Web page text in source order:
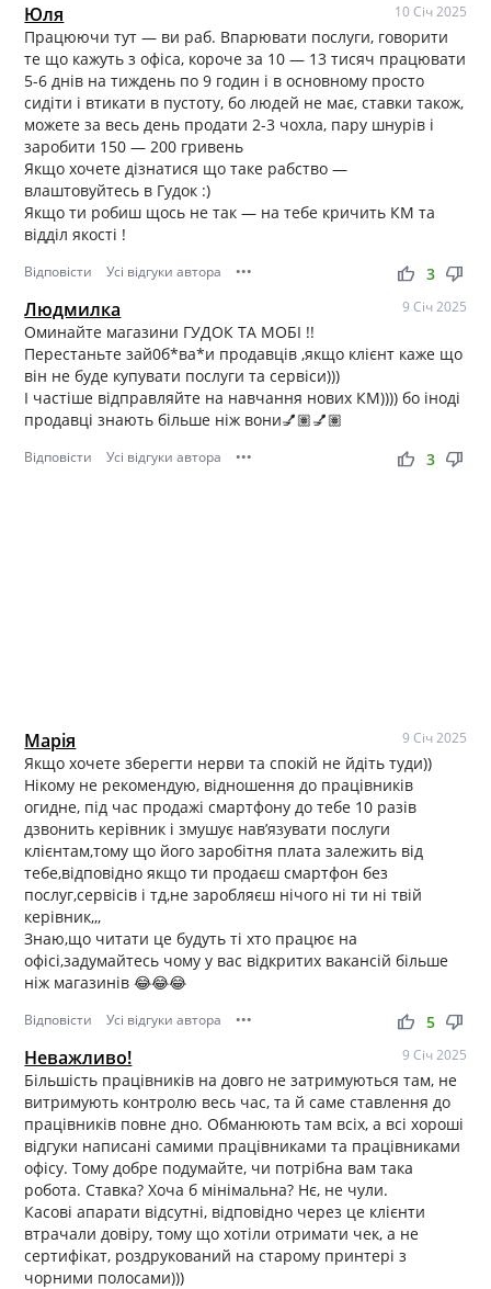
Юля 10 Січ 2025
Працюючи тут — ви раб. Впарювати послуги, говорити
те що кажуть з офіса, короче за 10 — 13 тисяч працювати
5-6 днів на тиждень по 9 годин і в основному просто
сидіти і втикати в пустоту, бо людей не має, ставки також,
можете за весь день продати 2-3 чохла, пару шнурів і
заробити 150 — 200 гривень
Якщо хочете дізнатися що таке рабство —
влаштовуйтесь в Гудок :)
Якщо ти робиш щось не так — на тебе кричить КМ та
відділ якості !
Відповісти Усі відгуки автора ••• thumb_up thumb_down
3
Людмилка 9 Січ 2025
Оминайте магазини ГУДОК ТА МОБІ !!
Перестаньте зай0б*ва*и продавців ,якщо клієнт каже що
він не буде купувати послуги та сервіси)))
І частіше відправляйте на навчання нових КМ)))) бо іноді
продавці знають більше ніж вони💅🏽💅🏽
Відповісти Усі відгуки автора ••• thumb_up thumb_down
3
Марія 9 Січ 2025
Якщо хочете зберегти нерви та спокій не йдіть туди))
Нікому не рекомендую, відношення до працівників
огидне, під час продажі смартфону до тебе 10 разів
дзвонить керівник і змушує навʼязувати послуги
клієнтам,тому що його заробітня плата залежить від
тебе,відповідно якщо ти продаєш смартфон без
послуг,сервісів і тд,не заробляєш нічого ні ти ні твій
керівник,,,
Знаю,що читати це будуть ті хто працює на
офісі,задумайтесь чому у вас відкритих вакансій більше
ніж магазинів 😂😂😂
Відповісти Усі відгуки автора ••• thumb_up thumb_down
5
Неважливо! 9 Січ 2025
Більшість працівників на довго не затримуються там, не
витримують контролю весь час, та й саме ставлення до
працівників повне дно. Обманюють там всіх, а всі хороші
відгуки написані самими працівниками та працівниками
офісу. Тому добре подумайте, чи потрібна вам така
робота. Ставка? Хоча б мінімальна? Нє, не чули.
Касові апарати відсутні, відповідно через це клієнти
втрачали довіру, тому що хотіли отримати чек, а не
сертифікат, роздрукований на старому принтері з
чорними полосами)))